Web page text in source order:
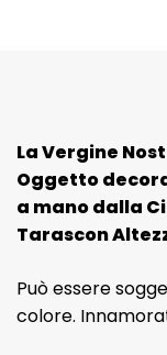
La Vergine
Oggetto
a mano dalla
Tarascon
Può essere
colore.